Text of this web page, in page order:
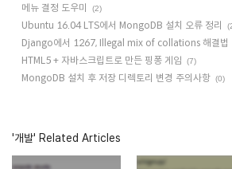
메뉴 결정 도우미 (2)
Ubuntu 16.04 LTS에서 MongoDB 설치 오류 정리
Django에서 1267, Illegal mix of collations 해결법
HTML5 + 자바스크립트로 만든 핑퐁 게임 (7)
MongoDB 설치 후 저장 디렉토리 변경 주의사항 (0)
'개발' Related Articles